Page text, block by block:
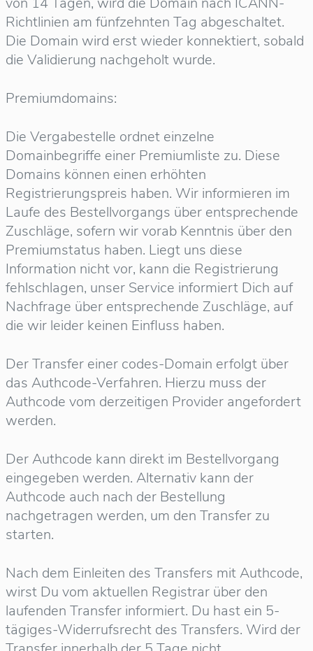
Richtlinien am fünfzehnten Tag abgeschaltet.
Die Domain wird erst wieder konnektiert, sobald
die Validierung nachgeholt wurde.
Premiumdomains:
Die Vergabestelle ordnet einzelne
Domainbegriffe einer Premiumliste zu. Diese
Domains können einen erhöhten
Registrierungspreis haben. Wir informieren im
Laufe des Bestellvorgangs über entsprechende
Zuschläge, sofern wir vorab Kenntnis über den
Premiumstatus haben. Liegt uns diese
Information nicht vor, kann die Registrierung
fehlschlagen, unser Service informiert Dich auf
Nachfrage über entsprechende Zuschläge, auf
die wir leider keinen Einfluss haben.
Der Transfer einer codes-Domain erfolgt über
das Authcode-Verfahren. Hierzu muss der
Authcode vom derzeitigen Provider angefordert
werden.
Der Authcode kann direkt im Bestellvorgang
eingegeben werden. Alternativ kann der
Authcode auch nach der Bestellung
nachgetragen werden, um den Transfer zu
starten.
Nach dem Einleiten des Transfers mit Authcode,
wirst Du vom aktuellen Registrar über den
laufenden Transfer informiert. Du hast ein 5-
tägiges-Widerrufsrecht des Transfers. Wird der